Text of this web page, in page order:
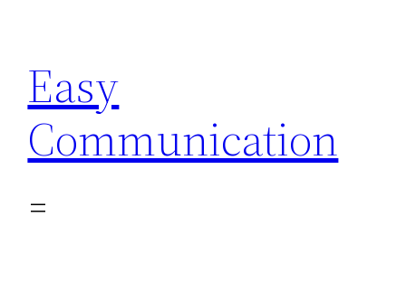
contenu
Easy
Communication